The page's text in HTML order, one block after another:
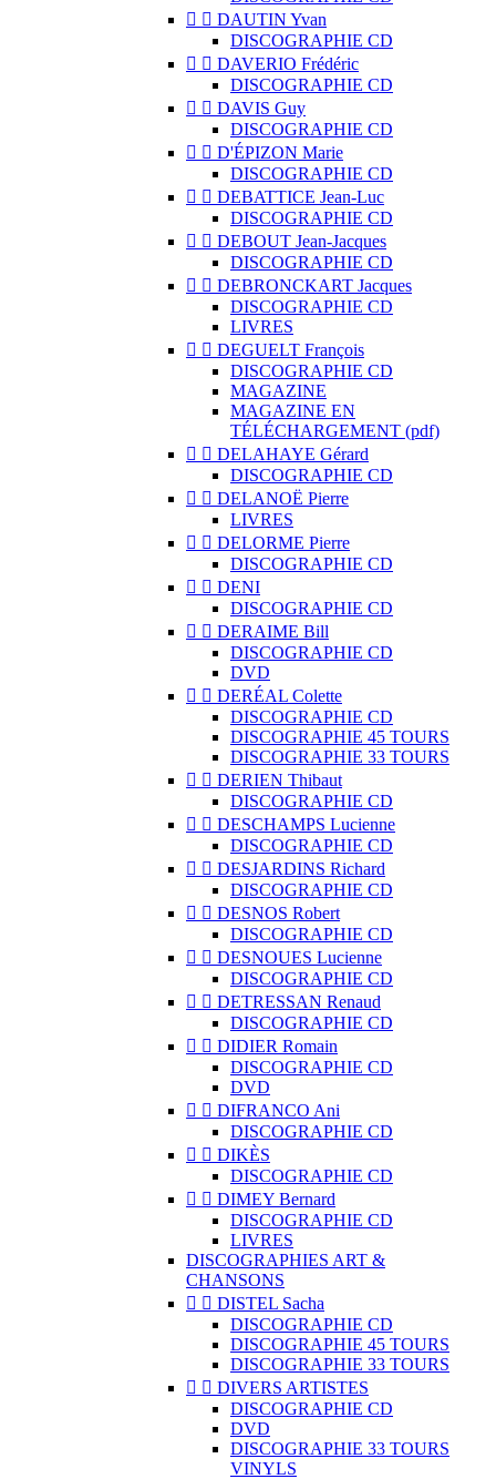
  DAUTIN Yvan
DISCOGRAPHIE CD
  DAVERIO Frédéric
DISCOGRAPHIE CD
  DAVIS Guy
DISCOGRAPHIE CD
  D'ÉPIZON Marie
DISCOGRAPHIE CD
  DEBATTICE Jean-Luc
DISCOGRAPHIE CD
  DEBOUT Jean-Jacques
DISCOGRAPHIE CD
  DEBRONCKART Jacques
DISCOGRAPHIE CD
LIVRES
  DEGUELT François
DISCOGRAPHIE CD
MAGAZINE
MAGAZINE EN
TÉLÉCHARGEMENT (pdf)
  DELAHAYE Gérard
DISCOGRAPHIE CD
  DELANOË Pierre
LIVRES
  DELORME Pierre
DISCOGRAPHIE CD
  DENI
DISCOGRAPHIE CD
  DERAIME Bill
DISCOGRAPHIE CD
DVD
  DERÉAL Colette
DISCOGRAPHIE CD
DISCOGRAPHIE 45 TOURS
DISCOGRAPHIE 33 TOURS
  DERIEN Thibaut
DISCOGRAPHIE CD
  DESCHAMPS Lucienne
DISCOGRAPHIE CD
  DESJARDINS Richard
DISCOGRAPHIE CD
  DESNOS Robert
DISCOGRAPHIE CD
  DESNOUES Lucienne
DISCOGRAPHIE CD
  DETRESSAN Renaud
DISCOGRAPHIE CD
  DIDIER Romain
DISCOGRAPHIE CD
DVD
  DIFRANCO Ani
DISCOGRAPHIE CD
  DIKÈS
DISCOGRAPHIE CD
  DIMEY Bernard
DISCOGRAPHIE CD
LIVRES
DISCOGRAPHIES ART &
CHANSONS
  DISTEL Sacha
DISCOGRAPHIE CD
DISCOGRAPHIE 45 TOURS
DISCOGRAPHIE 33 TOURS
  DIVERS ARTISTES
DISCOGRAPHIE CD
DVD
DISCOGRAPHIE 33 TOURS
VINYLS